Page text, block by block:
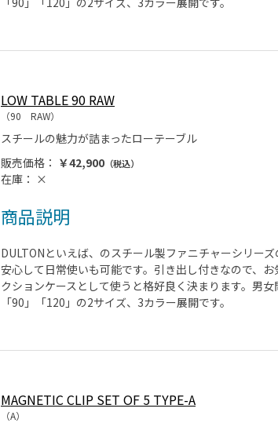
LOW TABLE 90 RAW
（90 RAW）
スチールの魅力が詰まったローテーブル
販売価格： ￥42,900 （税込）
在庫： ×
商品説明
DULTONといえば、のスチール製ファニチャーシリー
安心して日常使いも可能です。引き出し付きなので、
クションケースとして使うと格好良く決まります。男
「90」「120」の2サイズ、3カラー展開です。
MAGNETIC CLIP SET OF 5 TYPE-A
（A）